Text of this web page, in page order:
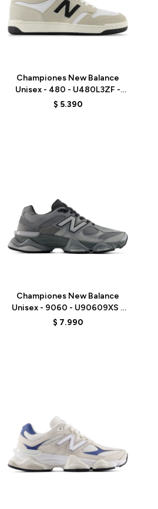
Championes New Balance
Unisex - 480 - U480L3ZF -
GREY
$ 5.390
Championes New Balance
Unisex - 9060 - U90609XS -
GREY
$ 7.990